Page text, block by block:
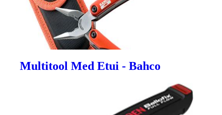
Multitool Med Etui - Bahco